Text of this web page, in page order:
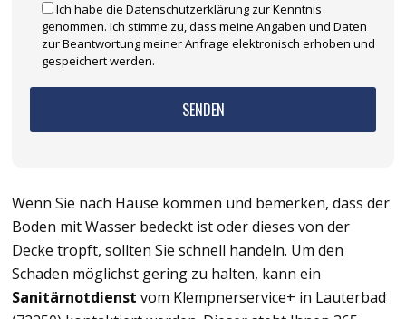
Ich habe die Datenschutzerklärung zur Kenntnis
genommen. Ich stimme zu, dass meine Angaben und Daten
zur Beantwortung meiner Anfrage elektronisch erhoben und
gespeichert werden.
Wenn Sie nach Hause kommen und bemerken, dass der
Boden mit Wasser bedeckt ist oder dieses von der
Decke tropft, sollten Sie schnell handeln. Um den
Schaden möglichst gering zu halten, kann ein
Sanitärnotdienst vom Klempnerservice+ in Lauterbad